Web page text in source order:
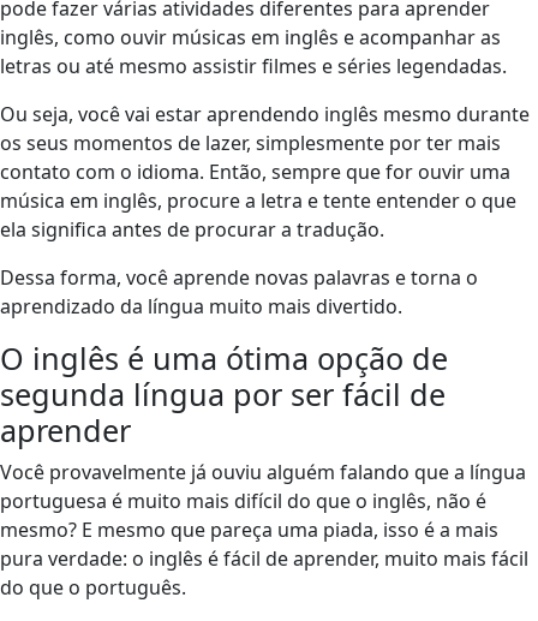
pode fazer várias atividades diferentes para aprender
inglês, como ouvir músicas em inglês e acompanhar as
letras ou até mesmo assistir filmes e séries legendadas.
Ou seja, você vai estar aprendendo inglês mesmo durante
os seus momentos de lazer, simplesmente por ter mais
contato com o idioma. Então, sempre que for ouvir uma
música em inglês, procure a letra e tente entender o que
ela significa antes de procurar a tradução.
Dessa forma, você aprende novas palavras e torna o
aprendizado da língua muito mais divertido.
O inglês é uma ótima opção de
segunda língua por ser fácil de
aprender
Você provavelmente já ouviu alguém falando que a língua
portuguesa é muito mais difícil do que o inglês, não é
mesmo? E mesmo que pareça uma piada, isso é a mais
pura verdade: o inglês é fácil de aprender, muito mais fácil
do que o português.